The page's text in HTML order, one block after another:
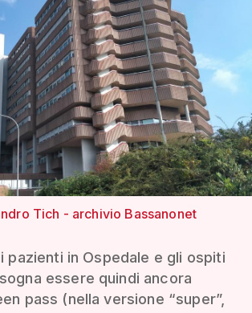
Tich - archivio Bassanonet
pazienti in Ospedale e gli ospiti
essere quindi ancora
pass (nella versione “super”,